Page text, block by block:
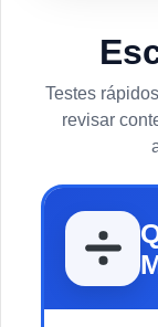
Testes
revisar